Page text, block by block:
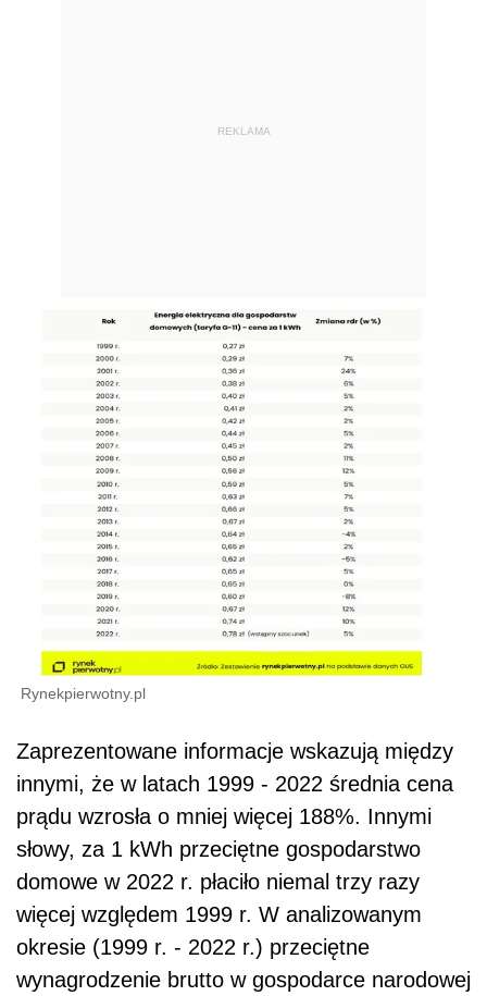
REKLAMA
Rynekpierwotny.pl
Zaprezentowane informacje wskazują między
innymi, że w latach 1999 - 2022 średnia cena
prądu wzrosła o mniej więcej 188%. Innymi
słowy, za 1 kWh przeciętne gospodarstwo
domowe w 2022 r. płaciło niemal trzy razy
więcej względem 1999 r. W analizowanym
okresie (1999 r. - 2022 r.) przeciętne
wynagrodzenie brutto w gospodarce narodowej